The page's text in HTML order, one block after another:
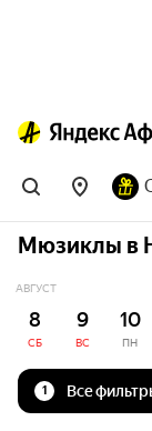
Мюзиклы в
АВГУСТ
8
СБ
9
ВС
10
ПН
1 Все